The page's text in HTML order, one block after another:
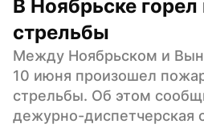
В Ноябрьске горел
стрельбы
Между Ноябрьском и
10 июня произошел
стрельбы. Об этом
дежурно-диспетчерская